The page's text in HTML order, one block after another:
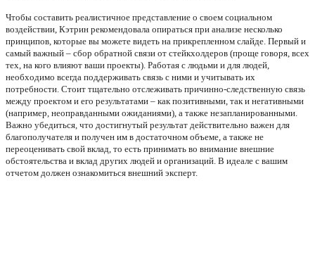
Чтобы составить реалистичное представление о своем социальном
воздействии, Кэтрин рекомендовала опираться при анализе несколько
принципов, которые вы можете видеть на прикрепленном слайде. Первый и
самый важный – сбор обратной связи от стейкхолдеров (проще говоря, всех
тех, на кого влияют ваши проекты). Работая с людьми и для людей,
необходимо всегда поддерживать связь с ними и учитывать их
потребности. Стоит тщательно отслеживать причинно-следственную связь
между проектом и его результатами – как позитивными, так и негативными
(например, неоправданными ожиданиями), а также незапланированными.
Важно убедиться, что достигнутый результат действительно важен для
благополучателя и получен им в достаточном объеме, а также не
переоценивать свой вклад, то есть принимать во внимание внешние
обстоятельства и вклад других людей и организаций. В идеале с вашим
отчетом должен ознакомиться внешний эксперт.